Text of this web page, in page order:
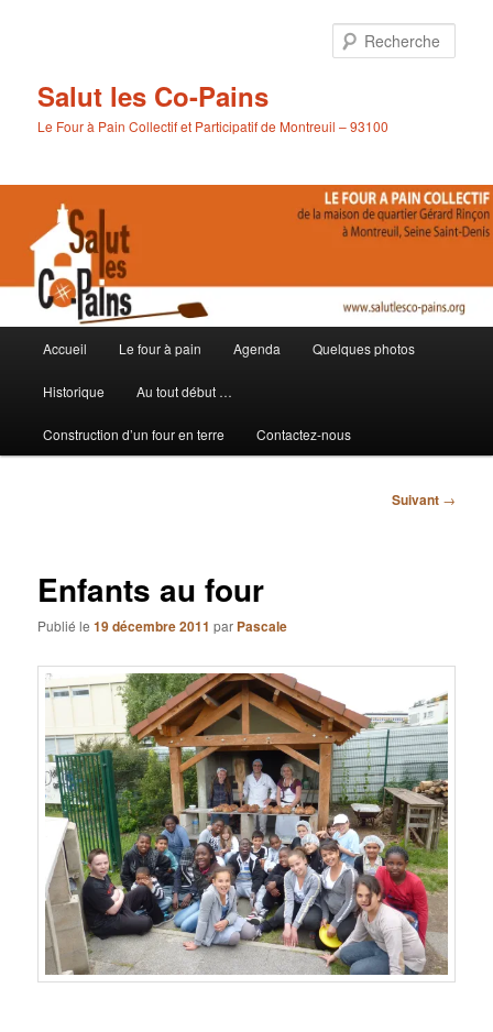
Salut les Co-Pains
Le Four à Pain Collectif et Participatif de Montreuil – 93100
principal
Accueil Le four à pain Agenda Quelques photos
Historique Au tout début …
Construction d’un four en terre Contactez-nous
Suivant →
Enfants au four
Publié le19 décembre 2011 par Pascale